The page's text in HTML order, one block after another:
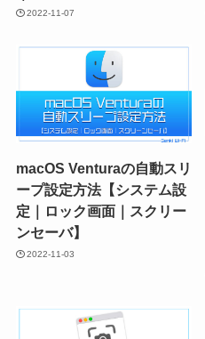
2022-11-07
macOS Venturaの自動スリ
ープ設定方法【システム設
定｜ロック画面｜スクリー
ンセーバ】
2022-11-03